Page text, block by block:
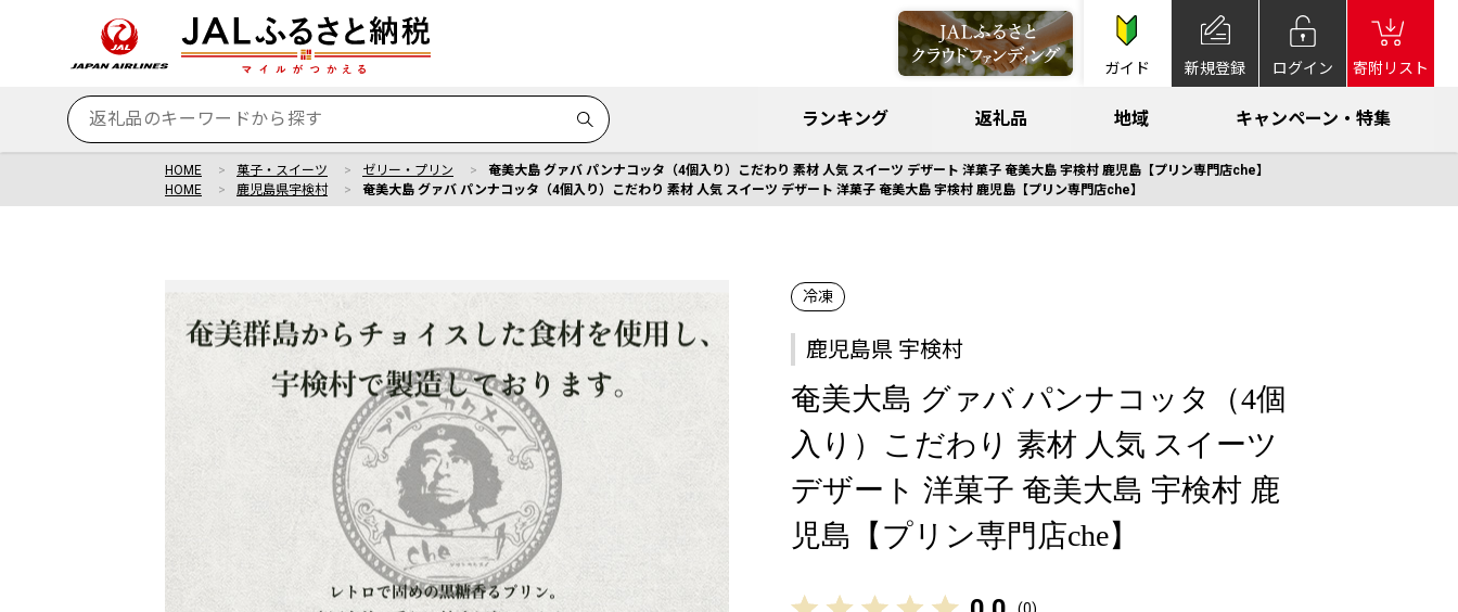
ガイド 新規登録 ログイン 寄附リスト
ランキング 返礼品 地域 キャンペーン・特集
HOME 菓子・スイーツ ゼリー・プリン
奄美大島 グァバ パンナコッタ（4個入り）こだわり 素材 人気 スイーツ デザート 洋菓子 奄美大島 宇検村 鹿児島【プリン専門店che】
HOME
鹿児島県宇検村 奄美大島 グァバ パンナコッタ（4個入り）こだわり 素材 人気 スイーツ デザート 洋菓子 奄美大島 宇検村 鹿児島【プリン専門店che】
冷凍
鹿児島県 宇検村
奄美大島 グァバ パンナコッタ（4個
入り）こだわり 素材 人気 スイーツ
デザート 洋菓子 奄美大島 宇検村 鹿
児島【プリン専門店che】
(0)